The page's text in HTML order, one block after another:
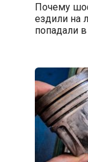
Почему
ездили на
попадали